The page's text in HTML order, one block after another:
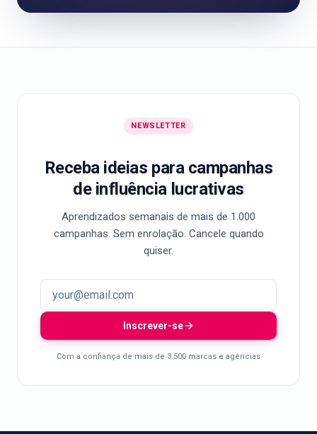
NEWSLETTER
Receba ideias para campanhas
de influência lucrativas
Aprendizados semanais de mais de 1.000
campanhas. Sem enrolação. Cancele quando
quiser.
Inscrever-se
Com a confiança de mais de 3.500 marcas e agências